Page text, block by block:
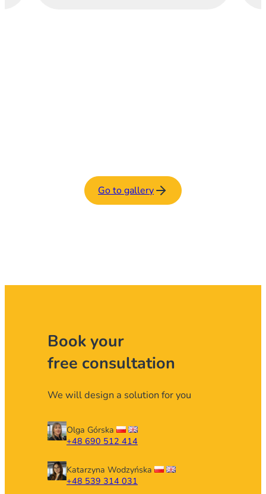
Go to gallery
Book your
free consultation
We will design a solution for you
Olga Górska
+48 690 512 414
Katarzyna Wodzyńska
+48 539 314 031